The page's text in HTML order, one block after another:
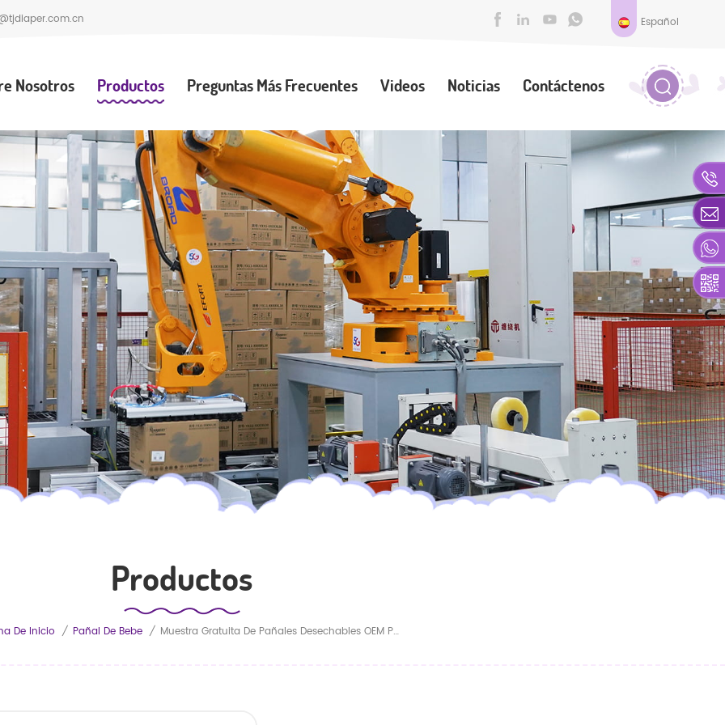
Español
Nosotros Productos Preguntas Más Frecuentes Videos Noticias Contáctenos
Productos
De Inicio / Pañal De Bebe / Muestra Gratuita De Pañales Desechables OEM Para Bebés Con Material Antifugas 3D, Superficie Seca, Absorción, Suaves Y Cómodos.